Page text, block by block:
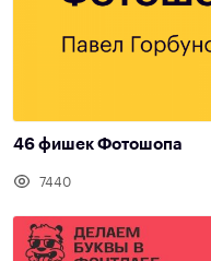
46 фишек Фотошопа
7440